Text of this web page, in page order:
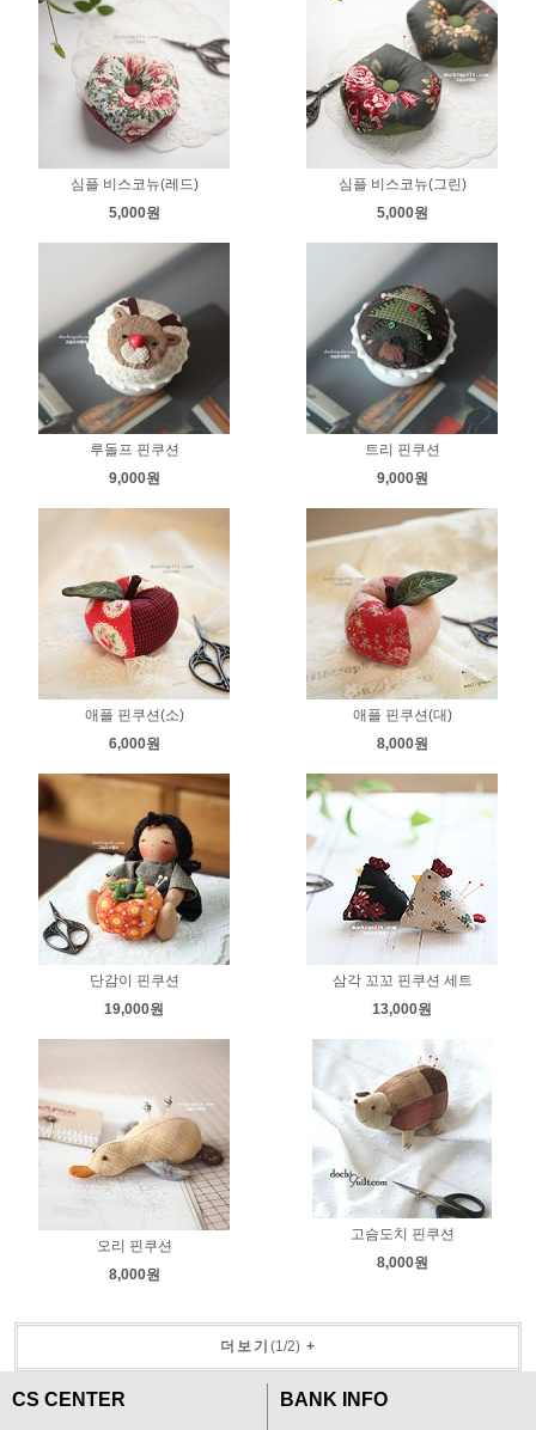
심플 비스코뉴(레드)
5,000원
심플 비스코뉴(그린)
5,000원
루돌프 핀쿠션
9,000원
트리 핀쿠션
9,000원
애플 핀쿠션(소)
6,000원
애플 핀쿠션(대)
8,000원
단감이 핀쿠션
19,000원
삼각 꼬꼬 핀쿠션 세트
13,000원
오리 핀쿠션
8,000원
고슴도치 핀쿠션
8,000원
더보기 (1/2)+
CS CENTER
BANK INFO